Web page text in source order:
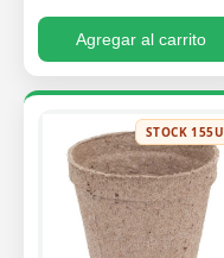
Agregar al carrito
STOCK 155U